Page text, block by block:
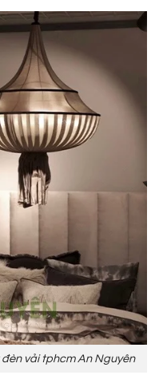
vải tphcm An Nguyên